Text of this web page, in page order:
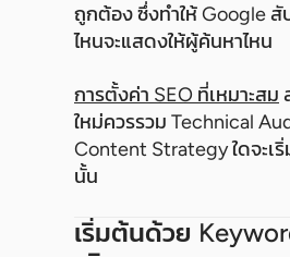
ถูกต้อง ซึ่งทำให้ Google สั
ไหนจะแสดงให้ผู้ค้นหาไหน
การตั้งค่า SEO ที่เหมาะสม
ใหม่ควรรวม Technical
Content Strategy ใดจะเริ่
นั้น
เริ่มต้นด้วย